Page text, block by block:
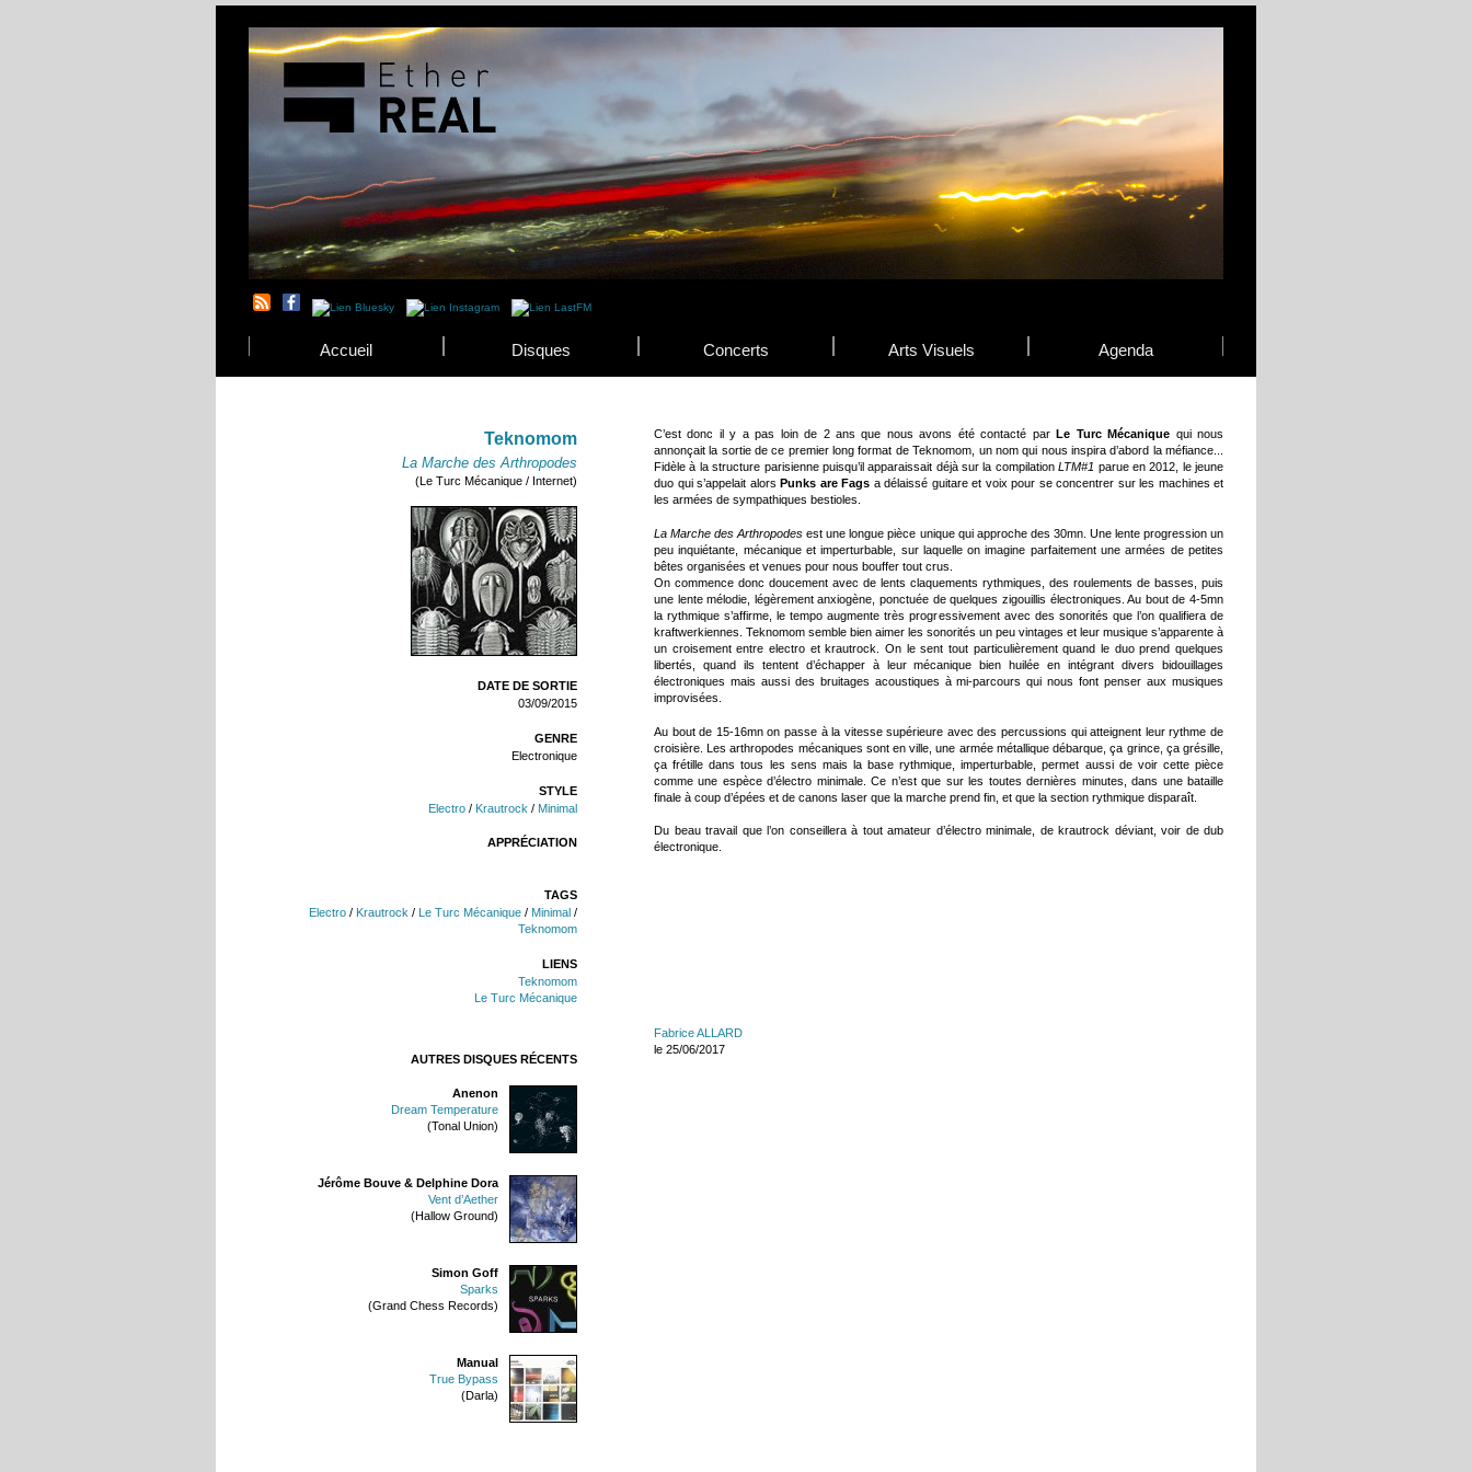
Accueil Disques Concerts Arts Visuels Agenda
Teknomom
La Marche des Arthropodes
(Le Turc Mécanique / Internet)
DATE DE SORTIE
03/09/2015
GENRE
Electronique
STYLE
Electro / Krautrock / Minimal
APPRÉCIATION
TAGS
Electro / Krautrock / Le Turc Mécanique / Minimal /
Teknomom
LIENS
Teknomom
Le Turc Mécanique
AUTRES DISQUES RÉCENTS
Anenon
Dream Temperature
(Tonal Union)
Jérôme Bouve & Delphine Dora
Vent d’Aether
(Hallow Ground)
Simon Goff
Sparks
(Grand Chess Records)
Manual
True Bypass
(Darla)
C’est donc il y a pas loin de 2 ans que nous avons été contacté parLe Turc Mécanique qui nous
annonçait la sortie de ce premier long format de Teknomom, un nom qui nous inspira d’abord la méfiance...
Fidèle à la structure parisienne puisqu’il apparaissait déjà sur la compilationLTM#1 parue en 2012, le jeune
duo qui s’appelait alors Punks are Fags a délaissé guitare et voix pour se concentrer sur les machines et
les armées de sympathiques bestioles.
La Marche des Arthropodes est une longue pièce unique qui approche des 30mn. Une lente progression un
peu inquiétante, mécanique et imperturbable, sur laquelle on imagine parfaitement une armées de petites
bêtes organisées et venues pour nous bouffer tout crus.
On commence donc doucement avec de lents claquements rythmiques, des roulements de basses, puis
une lente mélodie, légèrement anxiogène, ponctuée de quelques zigouillis électroniques. Au bout de 4-5mn
la rythmique s’affirme, le tempo augmente très progressivement avec des sonorités que l’on qualifiera de
kraftwerkiennes. Teknomom semble bien aimer les sonorités un peu vintages et leur musique s’apparente à
un croisement entre electro et krautrock. On le sent tout particulièrement quand le duo prend quelques
libertés, quand ils tentent d’échapper à leur mécanique bien huilée en intégrant divers bidouillages
électroniques mais aussi des bruitages acoustiques à mi-parcours qui nous font penser aux musiques
improvisées.
Au bout de 15-16mn on passe à la vitesse supérieure avec des percussions qui atteignent leur rythme de
croisière. Les arthropodes mécaniques sont en ville, une armée métallique débarque, ça grince, ça grésille,
ça frétille dans tous les sens mais la base rythmique, imperturbable, permet aussi de voir cette pièce
comme une espèce d’électro minimale. Ce n’est que sur les toutes dernières minutes, dans une bataille
finale à coup d’épées et de canons laser que la marche prend fin, et que la section rythmique disparaît.
Du beau travail que l’on conseillera à tout amateur d’électro minimale, de krautrock déviant, voir de dub
électronique.
Fabrice ALLARD
le 25/06/2017